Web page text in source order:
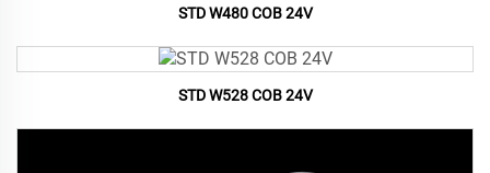
STD W480 COB 24V
STD W528 COB 24V